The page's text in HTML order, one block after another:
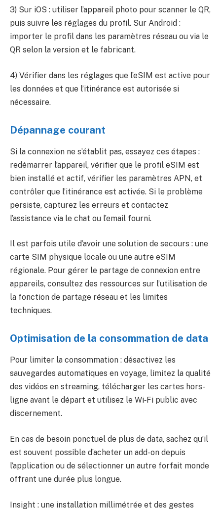
3) Sur iOS : utiliser l’appareil photo pour scanner le QR,
puis suivre les réglages du profil. Sur Android :
importer le profil dans les paramètres réseau ou via le
QR selon la version et le fabricant.
4) Vérifier dans les réglages que l’eSIM est active pour
les données et que l’itinérance est autorisée si
nécessaire.
Dépannage courant
Si la connexion ne s’établit pas, essayez ces étapes :
redémarrer l’appareil, vérifier que le profil eSIM est
bien installé et actif, vérifier les paramètres APN, et
contrôler que l’itinérance est activée. Si le problème
persiste, capturez les erreurs et contactez
l’assistance via le chat ou l’email fourni.
Il est parfois utile d’avoir une solution de secours : une
carte SIM physique locale ou une autre eSIM
régionale. Pour gérer le partage de connexion entre
appareils, consultez des ressources sur l’utilisation de
la fonction de partage réseau et les limites
techniques.
Optimisation de la consommation de data
Pour limiter la consommation : désactivez les
sauvegardes automatiques en voyage, limitez la qualité
des vidéos en streaming, télécharger les cartes hors-
ligne avant le départ et utilisez le Wi‑Fi public avec
discernement.
En cas de besoin ponctuel de plus de data, sachez qu’il
est souvent possible d’acheter un add-on depuis
l’application ou de sélectionner un autre forfait monde
offrant une durée plus longue.
Insight : une installation millimétrée et des gestes